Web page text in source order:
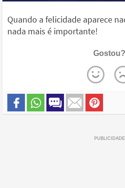
Quando a felicidade aparece
nada mais é importante!
Gostou?